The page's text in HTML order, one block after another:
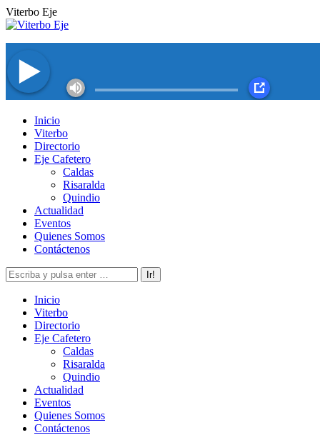
Saltar
al
Viterbo Eje
Facebook
page
opens
Twitter
page
opens
Instagram
page
opens
YouTube
page
opens
Inicio
Viterbo
Directorio
Eje Cafetero
Caldas
Risaralda
Quindio
Actualidad
Eventos
Quienes Somos
Contáctenos
Buscar:
Inicio
Viterbo
Directorio
Eje Cafetero
Caldas
Risaralda
Quindio
Actualidad
Eventos
Quienes Somos
Contáctenos